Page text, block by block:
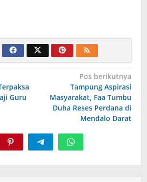
Guru
Pos berikutnya
Tampung Aspirasi
Masyarakat, Faa Tumbu
Duha Reses Perdana di
Mendalo Darat